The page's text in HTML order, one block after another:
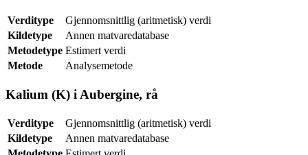
Verditype
Gjennomsnittlig (aritmetisk) verdi
Kildetype
Annen matvaredatabase
Metodetype Estimert verdi
Metode
Analysemetode
Kalium (K) i Aubergine, rå
Verditype
Gjennomsnittlig (aritmetisk) verdi
Kildetype
Annen matvaredatabase